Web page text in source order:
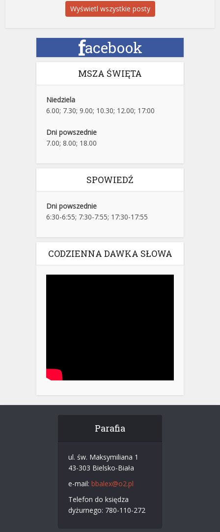
Wyświetl wszystkie posty
facebook
MSZA ŚWIĘTA
Niedziela
6.00; 7.30; 9.00; 10.30; 12.00; 17:00
Dni powszednie
7.00; 8.00; 18.00
SPOWIEDŹ
Dni powszednie
6:30-6:55; 7:30-7:55; 17:30-17:55
CODZIENNA DAWKA SŁOWA
Parafia
ul. św. Maksymiliana 1
43-303 Bielsko-Biała
e-mail: bbalex@o2.pl
Telefon do księdza
dyżurnego: 780-110-272